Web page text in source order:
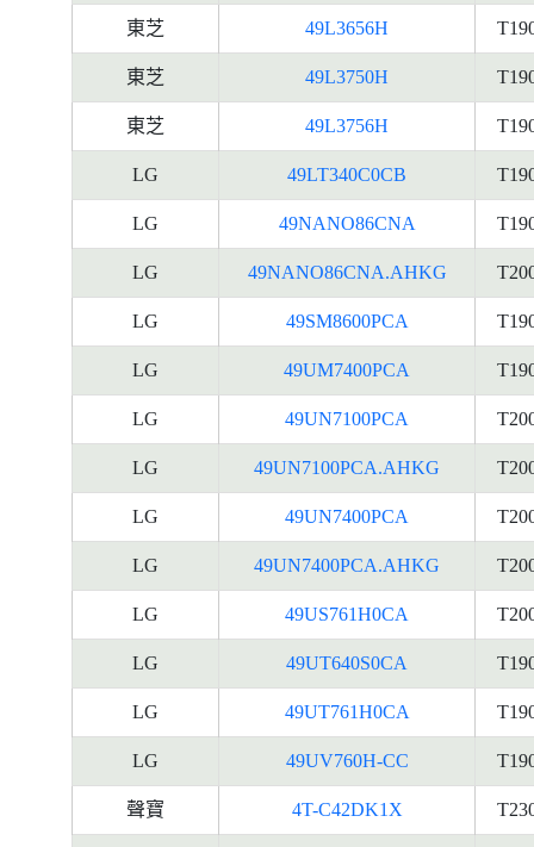
東芝 49L3656H
東芝 49L3750H
東芝 49L3756H
LG 49LT340C0CB
LG 49NANO86CNA
LG 49NANO86CNA.AHKG
LG 49SM8600PCA
LG 49UM7400PCA
LG 49UN7100PCA
LG 49UN7100PCA.AHKG
LG 49UN7400PCA
LG 49UN7400PCA.AHKG
LG 49US761H0CA
LG 49UT640S0CA
LG 49UT761H0CA
LG 49UV760H-CC
聲寶 4T-C42DK1X